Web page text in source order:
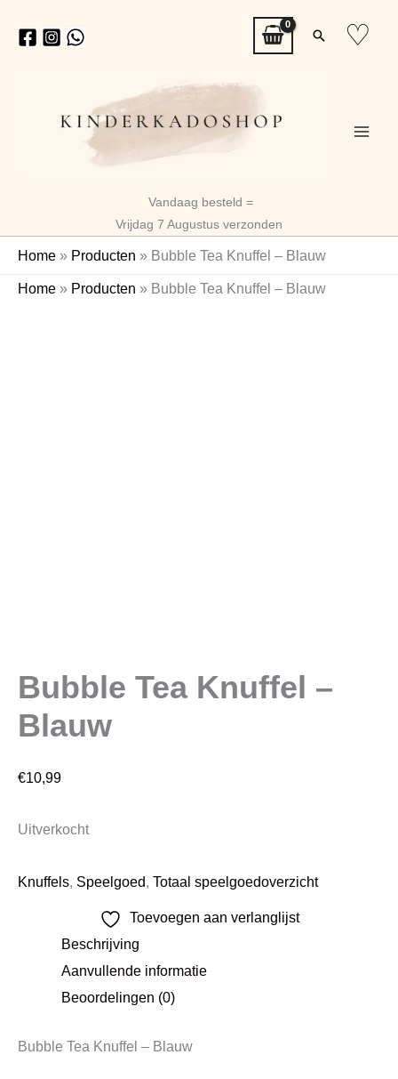
naar
Zoeken
♡
Vandaag besteld =
Vrijdag 7 Augustus verzonden
Home » Producten » Bubble Tea Knuffel – Blauw
Home » Producten » Bubble Tea Knuffel – Blauw
Bubble Tea Knuffel –
Blauw
€10,99
Uitverkocht
Knuffels, Speelgoed, Totaal speelgoedoverzicht
Toevoegen aan verlanglijst
Beschrijving
Aanvullende informatie
Beoordelingen (0)
Bubble Tea Knuffel – Blauw